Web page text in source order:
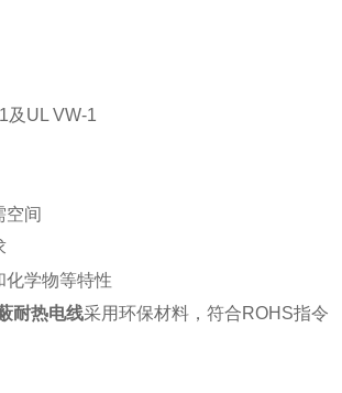
及UL VW-1
空间
化学物等特性
耐热电线采用环保材料，符合ROHS指令